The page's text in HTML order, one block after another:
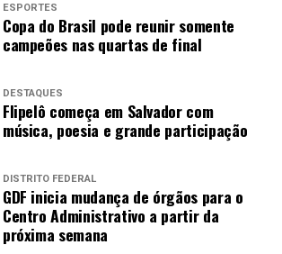
ESPORTES
Copa do Brasil pode reunir somente
campeões nas quartas de final
DESTAQUES
Flipelô começa em Salvador com
música, poesia e grande participação
DISTRITO FEDERAL
GDF inicia mudança de órgãos para o
Centro Administrativo a partir da
próxima semana